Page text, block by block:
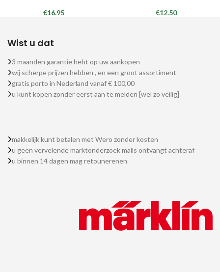
€16.95 €12.50
Wist u dat
3 maanden garantie hebt op uw aankopen
wij scherpe prijzen hebben , en een groot assortiment
gratis porto in Nederland vanaf € 100,00
u kunt kopen zonder eerst aan te melden [wel zo veilig]
makkelijk kunt betalen met Wero zonder kosten
u geen vervelende marktonderzoek mails ontvangt achteraf
u binnen 14 dagen mag retounerenen